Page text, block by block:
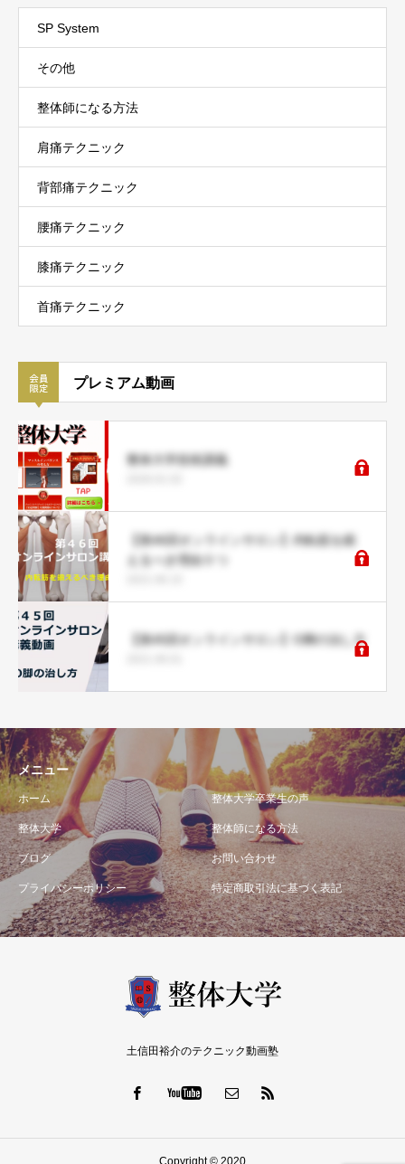
SP System
その他
整体師になる方法
肩痛テクニック
背部痛テクニック
腰痛テクニック
膝痛テクニック
首痛テクニック
プレミアム動画
整体大学技術講義
【第46回オンラインサロン】内転筋を鍛
えるべき理由５つ
【第45回オンラインサロン】O脚の治し方
メニュー
ホーム 整体大学卒業生の声
整体大学 整体師になる方法
ブログ お問い合わせ
プライバシーポリシー 特定商取引法に基づく表記
土信田裕介のテクニック動画塾